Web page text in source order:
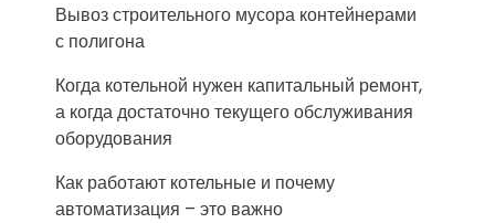
Вывоз строительного мусора контейнерами
с полигона
Когда котельной нужен капитальный ремонт,
а когда достаточно текущего обслуживания
оборудования
Как работают котельные и почему
автоматизация – это важно